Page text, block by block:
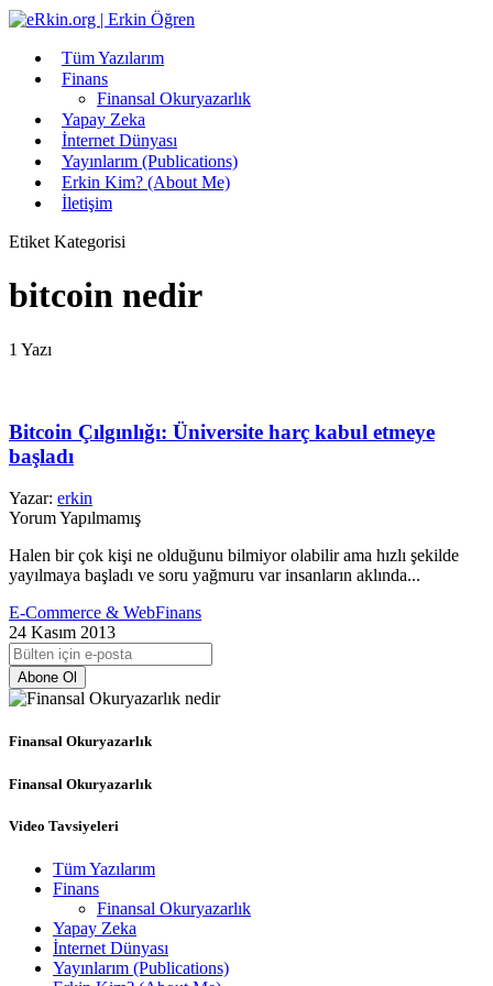
Tüm Yazılarım
Finans
Finansal Okuryazarlık
Yapay Zeka
İnternet Dünyası
Yayınlarım (Publications)
Erkin Kim? (About Me)
İletişim
Etiket Kategorisi
bitcoin nedir
1 Yazı
Bitcoin Çılgınlığı: Üniversite harç kabul etmeye
başladı
Yazar: erkin
Yorum Yapılmamış
Halen bir çok kişi ne olduğunu bilmiyor olabilir ama hızlı şekilde
yayılmaya başladı ve soru yağmuru var insanların aklında...
E-Commerce & WebFinans
24 Kasım 2013
Abone Ol
Finansal Okuryazarlık
Finansal Okuryazarlık
Video Tavsiyeleri
Tüm Yazılarım
Finans
Finansal Okuryazarlık
Yapay Zeka
İnternet Dünyası
Yayınlarım (Publications)